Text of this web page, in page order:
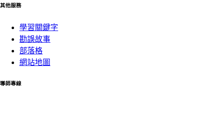
其他服務
學習關鍵字
勘誤故事
部落格
網站地圖
導師專線